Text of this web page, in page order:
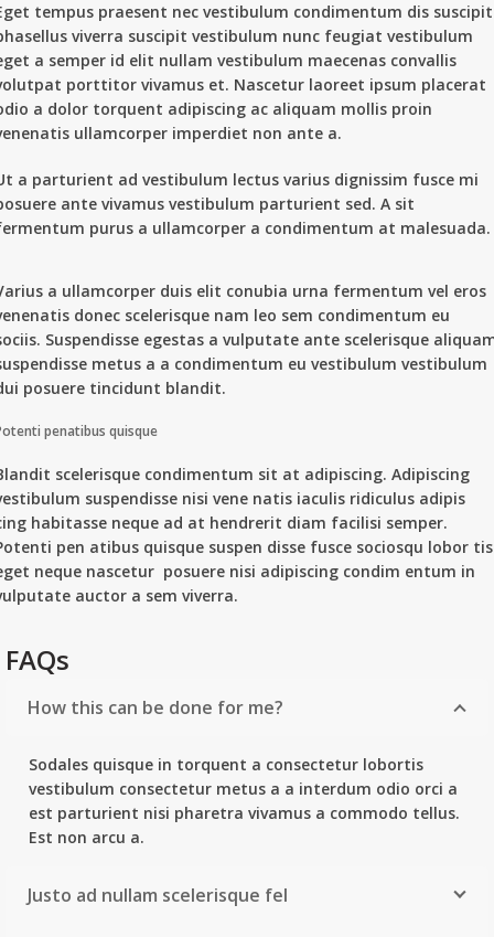
tempus praesent nec vestibulum condimentum dis suscipit
viverra suscipit vestibulum nunc feugiat vestibulum
a semper id elit nullam vestibulum maecenas convallis
porttitor vivamus et. Nascetur laoreet ipsum placerat
a dolor torquent adipiscing ac aliquam mollis proin
ullamcorper imperdiet non ante a.
a parturient ad vestibulum lectus varius dignissim fusce mi
ante vivamus vestibulum parturient sed. A sit
purus a ullamcorper a condimentum at malesuada.
a ullamcorper duis elit conubia urna fermentum vel eros
donec scelerisque nam leo sem condimentum eu
Suspendisse egestas a vulputate ante scelerisque
metus a a condimentum eu vestibulum vestibulum
posuere tincidunt blandit.
penatibus quisque
scelerisque condimentum sit at adipiscing. Adipiscing
suspendisse nisi vene natis iaculis ridiculus adipis
habitasse neque ad at hendrerit diam facilisi semper.
pen atibus quisque suspen disse fusce sociosqu lobor tis
neque nascetur posuere nisi adipiscing condim entum in
auctor a sem viverra.
FAQs
How this can be done for me?
Sodales quisque in torquent a consectetur lobortis
vestibulum consectetur metus a a interdum odio orci a
est parturient nisi pharetra vivamus a commodo tellus.
Est non arcu a.
Justo ad nullam scelerisque fel